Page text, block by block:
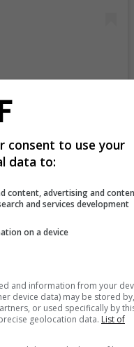
logren un bienestar
hábitos de
y que perdure para
redes sociales, talleres,
Wellness’
y algunas
de 40 años
consent to use your
data to:
content, advertising and
and services development
on a device
and information from your
device data) may be stored by,
or used specifically by
geolocation data. List of